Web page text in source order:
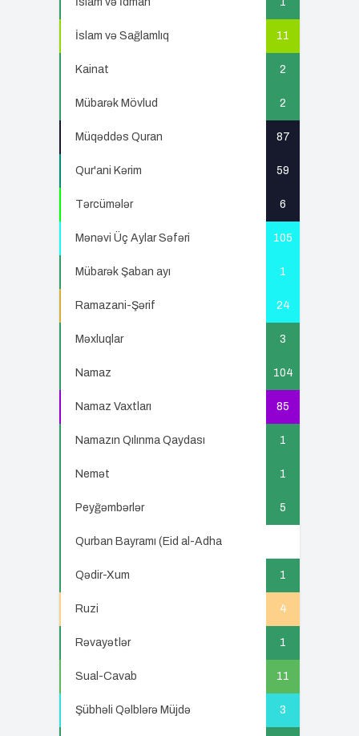
İslam və Sağlamlıq 11
Kainat 2
Mübarək Mövlud 2
Müqəddəs Quran 87
Qur'ani Kərim 59
Tərcümələr 6
Mənəvi Üç Aylar Səfəri 105
Mübarək Şaban ayı 1
Ramazani-Şərif 24
Məxluqlar 3
Namaz 104
Namaz Vaxtları 85
Namazın Qılınma Qaydası 1
Nemət 1
Peyğəmbərlər 5
Qurban Bayramı (Eid al-Adha
Qədir-Xum 1
Ruzi 4
Rəvayətlər 1
Sual-Cavab 11
Şübhəli Qəlblərə Müjdə 3